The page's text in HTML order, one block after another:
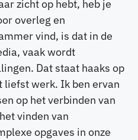
zicht op hebt, heb je
overleg en
vind, is dat in de
vaak wordt
Dat staat haaks op
liefst werk. Ik ben ervan
op het verbinden van
vinden van
opgaves in onze